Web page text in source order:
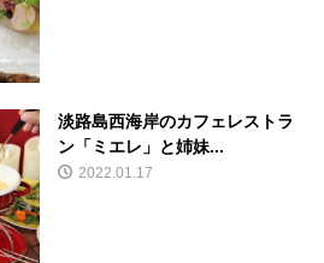
淡路島西海岸のカフェレストラ
ン「ミエレ」と姉妹...
2022.01.17